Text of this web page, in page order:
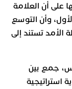
على أن العلامة
وأن التوسع
الأمد تستند إلى
جمع بين